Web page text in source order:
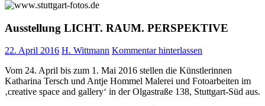
Ausstellung LICHT. RAUM. PERSPEKTIVE
22. April 2016 H. Wittmann Kommentar hinterlassen
Vom 24. April bis zum 1. Mai 2016 stellen die Künstlerinnen
Katharina Tersch und Antje Hommel Malerei und Fotoarbeiten im
‚creative space and gallery‘ in der Olgastraße 138, Stuttgart-Süd aus.